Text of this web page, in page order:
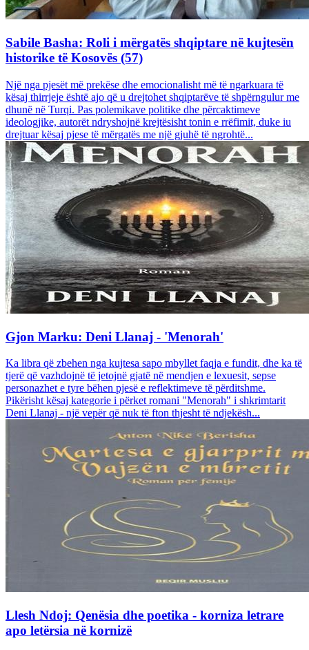
Sabile Basha: Roli i mërgatës shqiptare në kujtesën
historike të Kosovës (57)
Një nga pjesët më prekëse dhe emocionalisht më të ngarkuara të
kësaj thirrjeje është ajo që u drejtohet shqiptarëve të shpërngulur me
dhunë në Turqi. Pas polemikave politike dhe përcaktimeve
ideologjike, autorët ndryshojnë krejtësisht tonin e rrëfimit, duke iu
drejtuar kësaj pjese të mërgatës me një gjuhë të ngrohtë...
Gjon Marku: Deni Llanaj - 'Menorah'
Ka libra që zbehen nga kujtesa sapo mbyllet faqja e fundit, dhe ka të
tjerë që vazhdojnë të jetojnë gjatë në mendjen e lexuesit, sepse
personazhet e tyre bëhen pjesë e reflektimeve të përditshme.
Pikërisht kësaj kategorie i përket romani "Menorah" i shkrimtarit
Deni Llanaj - një vepër që nuk të fton thjesht të ndjekësh...
Llesh Ndoj: Qenësia dhe poetika - korniza letrare
apo letërsia në kornizë